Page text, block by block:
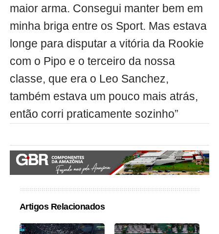
maior arma. Consegui manter bem em
minha briga entre os Sport. Mas estava
longe para disputar a vitória da Rookie
com o Pipo e o terceiro da nossa
classe, que era o Leo Sanchez,
também estava um pouco mais atrás,
então corri praticamente sozinho”
Artigos Relacionados